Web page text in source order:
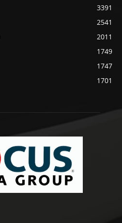
3391
2541
2011
1749
1747
1701